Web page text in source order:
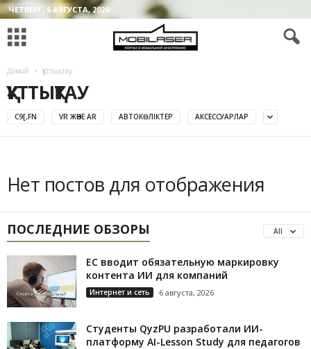
ЧЕТВЕРГ, 6 АВГУСТА, 2026
Домой Құттықтау
ҚҰТТЫҚТАУ
C9[,FN VR ЖӘНЕ AR АВТОКӨЛІКТЕР АКСЕССУАРЛАР
Нет постов для отображения
ПОСЛЕДНИЕ ОБЗОРЫ All
ЕС вводит обязательную маркировку
контента ИИ для компаний
Интернет и сеть 6 августа, 2026
Студенты QyzPU разработали ИИ-
платформу AI-Lesson Study для педагогов